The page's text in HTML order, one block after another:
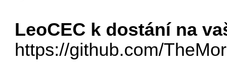
LeoCEC k dostání na
https://github.com/